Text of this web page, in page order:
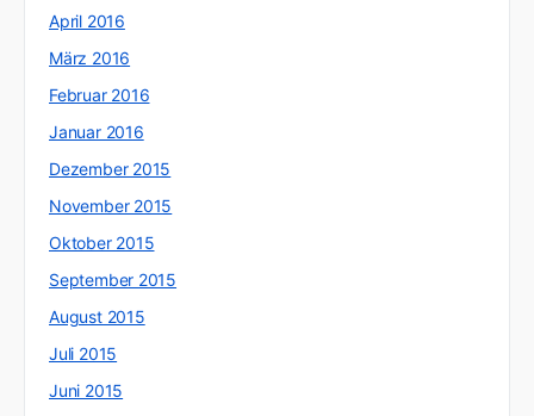
April 2016
März 2016
Februar 2016
Januar 2016
Dezember 2015
November 2015
Oktober 2015
September 2015
August 2015
Juli 2015
Juni 2015